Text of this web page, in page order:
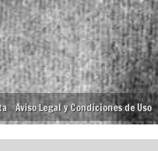
Aviso Legal y Condiciones de Uso